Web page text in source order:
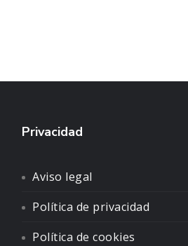
Privacidad
Aviso legal
Política de privacidad
Política de cookies